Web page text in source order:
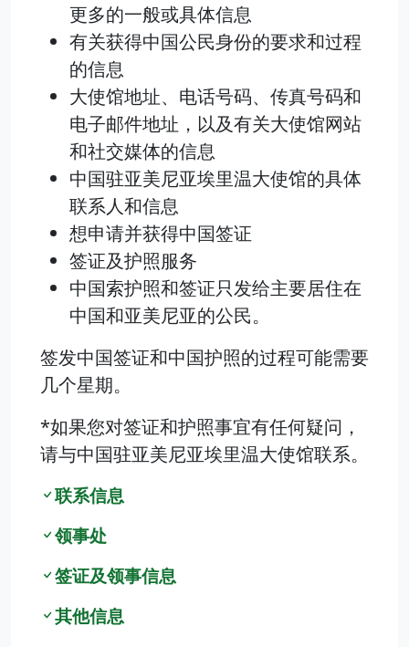
更多的一般或具体信息
有关获得中国公民身份的要求和过程
的信息
大使馆地址、电话号码、传真号码和
电子邮件地址，以及有关大使馆网站
和社交媒体的信息
中国驻亚美尼亚埃里温大使馆的具体
联系人和信息
想申请并获得中国签证
签证及护照服务
中国索护照和签证只发给主要居住在
中国和亚美尼亚的公民。
签发中国签证和中国护照的过程可能需要
几个星期。
*如果您对签证和护照事宜有任何疑问，
请与中国驻亚美尼亚埃里温大使馆联系。
联系信息
领事处
签证及领事信息
其他信息